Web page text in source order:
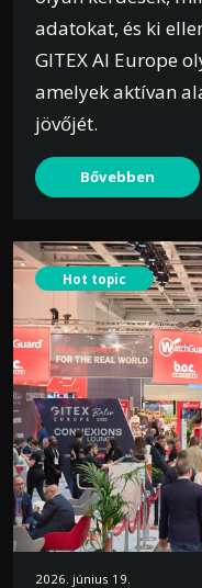
adatokat, és ki
GITEX AI Europe
amelyek aktívan
jövőjét.
Bővebben
Hot topic
2026. június 19.